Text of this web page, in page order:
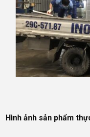
Hình ảnh sản phẩm